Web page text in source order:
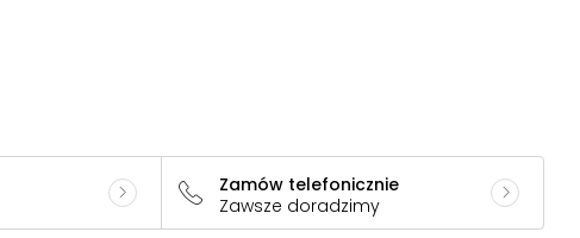
Zamów telefonicznie
Zawsze doradzimy